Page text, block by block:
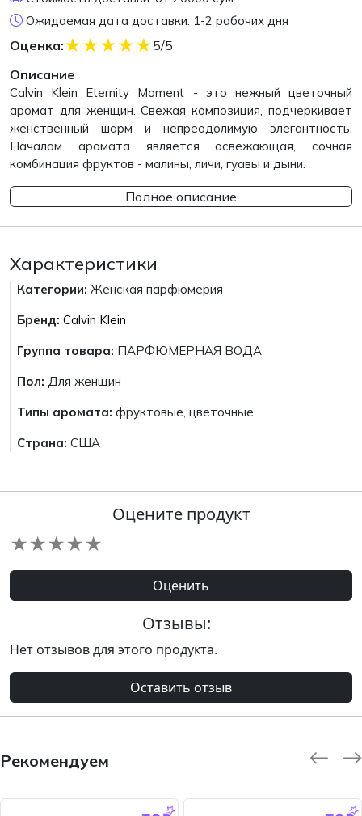
Ожидаемая дата доставки: 1-2 рабочих дня
Оценка: ★
★
★
★
★
5/5
Описание
Calvin Klein Eternity Moment - это нежный цветочный
аромат для женщин. Свежая композиция, подчеркивает
женственный шарм и непреодолимую элегантность.
Началом аромата является освежающая, сочная
комбинация фруктов - малины, личи, гуавы и дыни.
Полное описание
Характеристики
Категории: Женская парфюмерия
Бренд: Calvin Klein
Группа товара: ПАРФЮМЕРНАЯ ВОДА
Пол: Для женщин
Типы аромата: фруктовые, цветочные
Страна: США
Оцените продукт
★
★
★
★
★
Оценить
Отзывы:
Нет отзывов для этого продукта.
Оставить отзыв
Рекомендуем